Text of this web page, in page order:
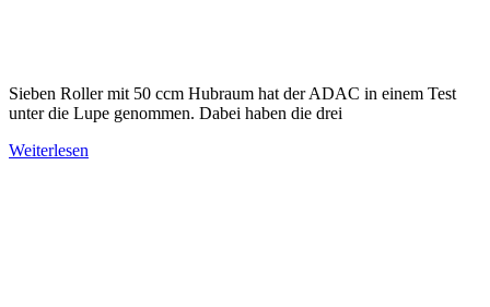
Sieben Roller mit 50 ccm Hubraum hat der ADAC in einem Test
unter die Lupe genommen. Dabei haben die drei
Weiterlesen